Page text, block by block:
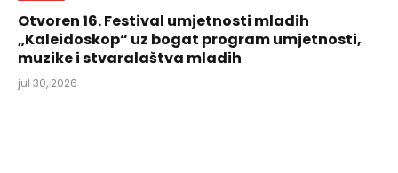
Otvoren 16. Festival umjetnosti mladih
„Kaleidoskop“ uz bogat program umjetnosti,
muzike i stvaralaštva mladih
jul 30, 2026